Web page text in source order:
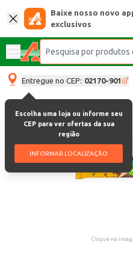
Baixe nosso novo
exclusivos
Entregue no CEP: 02170-901
Escolha uma loja ou informe seu
CEP para ver ofertas da sua
região
INFORMAR LOCALIZAÇÃO
Clique na